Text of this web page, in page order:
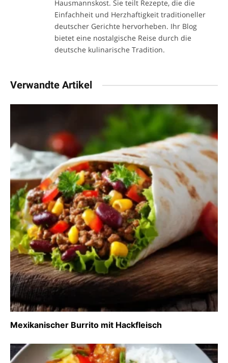
Hausmannskost. Sie teilt Rezepte, die die
Einfachheit und Herzhaftigkeit traditioneller
deutscher Gerichte hervorheben. Ihr Blog
bietet eine nostalgische Reise durch die
deutsche kulinarische Tradition.
Verwandte Artikel
Mexikanischer Burrito mit Hackfleisch